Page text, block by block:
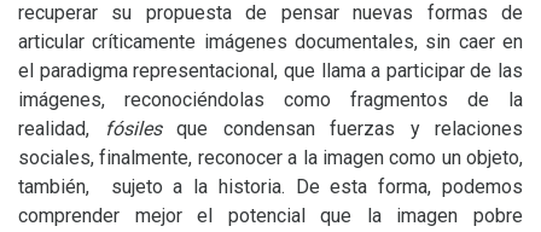
recuperar su propuesta de pensar nuevas formas de
articular críticamente imágenes documentales, sin caer en
el paradigma representacional, que llama a participar de las
imágenes, reconociéndolas como fragmentos de la
realidad,
fósiles
que condensan fuerzas y relaciones
sociales, finalmente, reconocer a la imagen como un objeto,
también, sujeto a la historia. De esta forma, podemos
comprender mejor el potencial que la imagen pobre